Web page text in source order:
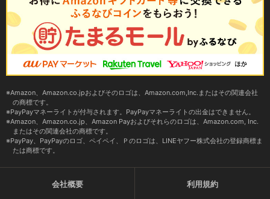
Amazon、Amazon.co.jpおよびそのロゴは、Amazon.com,Inc.またはその関連会社
の商標です。
PayPayマネーライトが付与されます。PayPayマネーライトの出金はできません。
Amazon、Amazon.co.jp、Amazon Payおよびそれらのロゴは、Amazon.com, Inc.
またはその関連会社の商標です。
PayPay、PayPayのロゴ、ペイペイ、Ｐのロゴは、LINEヤフー株式会社の登録商標ま
たは商標です。
会社概要 利用規約